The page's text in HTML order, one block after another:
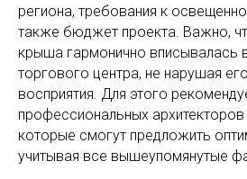
региона, требования к
также бюджет проекта. Важно,
крыша гармонично вписывалась
торгового центра, не нарушая
восприятия. Для этого
профессиональных архитекторов
которые смогут предложить
учитывая все вышеупомянутые